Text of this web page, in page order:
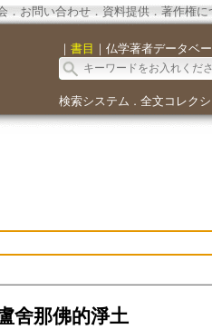
． お問い合わせ． 資料提供． 著作権に
｜ 書目 ｜ 仏学著者データベ
検索システム ． 全文コレク
舍那佛的淨土